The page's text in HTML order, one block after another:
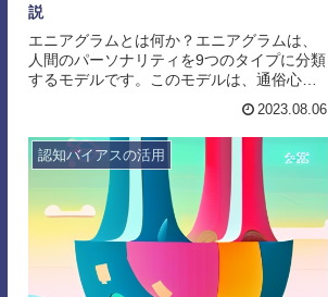
説
エニアグラムとは何か？エニアグラムは、
人間のパーソナリティを9つのタイプに分類
するモデルです。このモデルは、通俗心理
立つことがあります。エニアグラムの9つの
タイプは、それぞれ特定の特徴や行動パタ
ーンを持っています。例えば、タイプ1は完
璧主義的であり、自己批判的な傾向があり
ます。タイプ2は思いやりがあり、他人のニ
ーズを優先する傾向があります。タイプ3は
競争心が強く、成功を追求する傾向があり
ます。このように、それぞれのタイプは独
自の特徴を持っ...
2023.08.06
認知バイアスの活用